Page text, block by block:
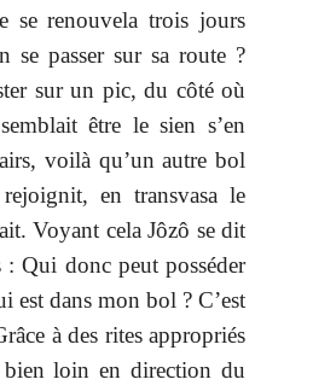
se renouvela trois jours
passer sur sa route ?
sur un pic, du côté où
être le sien s’en
voilà qu’un autre bol
en transvasa le
Voyant cela Jôzô se dit
Qui donc peut posséder
est dans mon bol ? C’est
à des rites appropriés
loin en direction du